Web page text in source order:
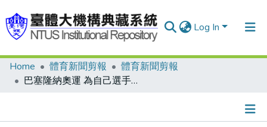
Log In
Communities & Collections
Home 體育新聞剪報
體育新聞剪報
巴塞隆納奧運 為自己選手頒獎 吳經國覺得有面子/簡曜輝：中古之戰宜蠶食應對